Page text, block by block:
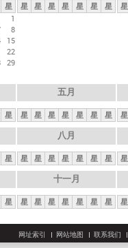
星
1
8
15
22
29
星 星 星 星 星 星 星 星
星
五月
星 星 星 星 星 星 星 星
星
八月
星 星 星 星 星 星 星 星
星
十一月
星 星 星 星 星 星 星 星
网址索引 网站地图 联系我们